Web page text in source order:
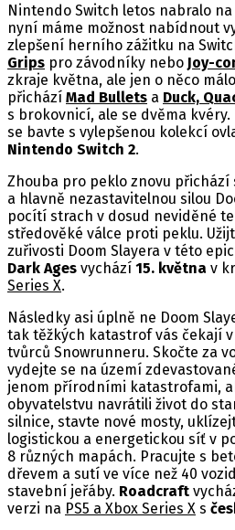
Nintendo Switch letos nabralo
nyní máme možnost nabídnout
zlepšení herního zážitku na
Grips pro závodníky nebo Joy-
zkraje května, ale jen o něco
přichází Mad Bullets a Duck,
s brokovnicí, ale se dvěma
se bavte s vylepšenou kolekcí
Nintendo Switch 2.
Zhouba pro peklo znovu
a hlavně nezastavitelnou silou
pocítí strach v dosud neviděné
středověké válce proti peklu.
zuřivosti Doom Slayera v této
Dark Ages vychází 15. května v
Series X.
Následky asi úplně ne Doom
tak těžkých katastrof vás čekají
tvůrců Snowrunneru. Skočte za
vydejte se na území
jenom přírodními katastrofami,
obyvatelstvu navrátili život do
silnice, stavte nové mosty,
logistickou a energetickou síť v
8 různých mapách. Pracujte s
dřevem a sutí ve více než 40
stavební jeřáby. Roadcraft
verzi na PS5 a Xbox Series X s